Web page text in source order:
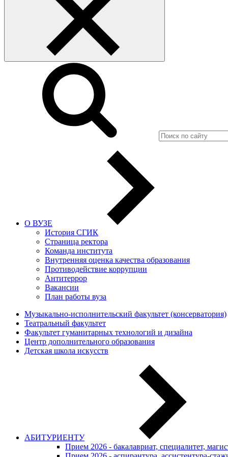
О ВУЗЕ
История СГИК
Страница ректора
Команда института
Внутренняя оценка качества образования
Противодействие коррупции
Антитеррор
Вакансии
План работы вуза
Музыкально-исполнительский факультет (консерватория)
Театральный факультет
Факультет гуманитарных технологий и дизайна
Центр дополнительного образования
Детская школа искусств
АБИТУРИЕНТУ
Прием 2026 - бакалавриат, специалитет,